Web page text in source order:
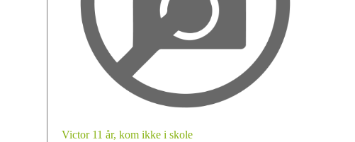
Victor 11 år, kom ikke i skole